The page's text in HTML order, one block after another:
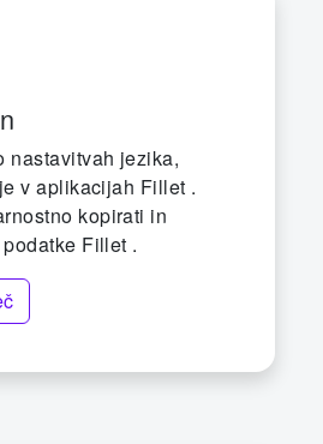
nastavitvah jezika,
v aplikacijah Fillet .
kopirati in
Fillet .